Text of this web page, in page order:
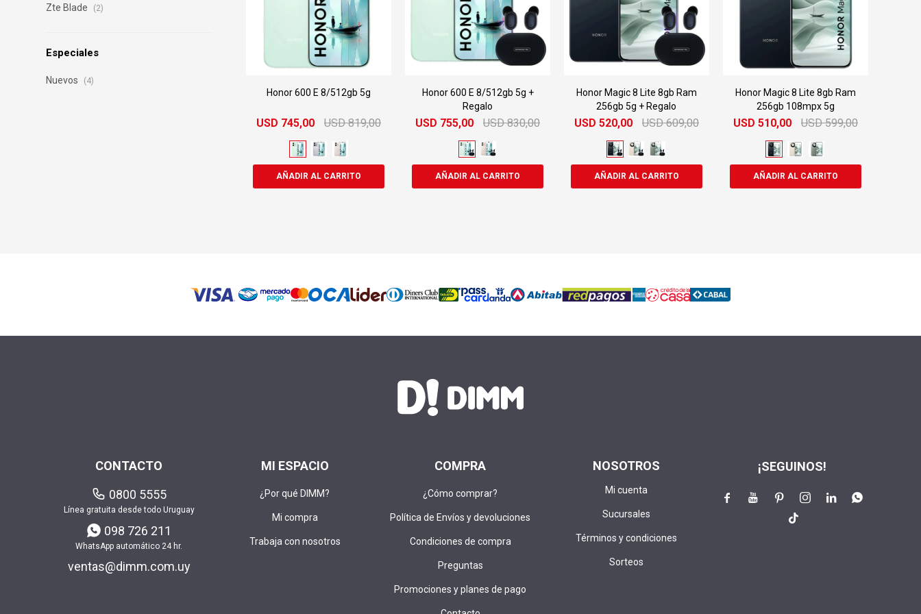
Zte Blade (2)
Especiales
Nuevos (4)
Honor 600 E 8/512gb 5g
USD 745,00 USD 819,00
Honor 600 E 8/512gb 5g +
Regalo
USD 755,00 USD 830,00
Honor Magic 8 Lite 8gb Ram
256gb 5g + Regalo
USD 520,00 USD 609,00
Honor Magic 8 Lite 8gb Ram
256gb 108mpx 5g
USD 510,00 USD 599,00
MI ESPACIO
¿Por qué DIMM?
Mi compra
Trabaja con nosotros
COMPRA
¿Cómo comprar?
Política de Envíos y devoluciones
Condiciones de compra
Preguntas
Promociones y planes de pago
NOSOTROS
Mi cuenta
Sucursales
Términos y condiciones
Sorteos
CONTACTO
0800 5555
Línea gratuita desde todo Uruguay
098 726 211
WhatsApp automático 24 hr.
ventas@dimm.com.uy
¡SEGUINOS!
    

